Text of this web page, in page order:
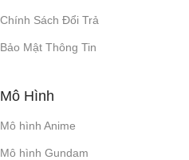
Chính Sách Đổi Trả
Bảo Mật Thông Tin
Mô Hình
Mô hình Anime
Mô hình Gundam